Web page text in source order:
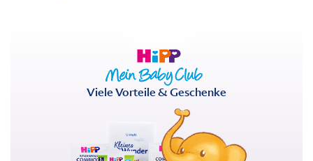
Viele Vorteile & Geschenke